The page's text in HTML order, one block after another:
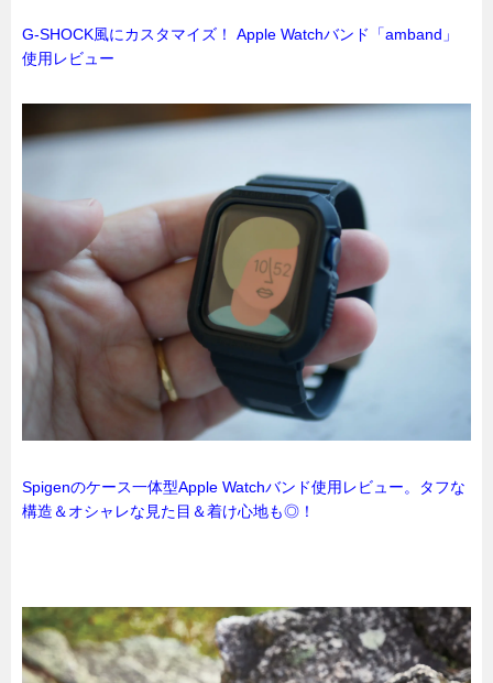
G-SHOCK風にカスタマイズ！ Apple Watchバンド「amband」
使用レビュー
Spigenのケース一体型Apple Watchバンド使用レビュー。タフな
構造＆オシャレな見た目＆着け心地も◎！